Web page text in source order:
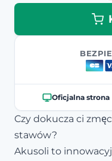
Oficjalna strona
Czy dokucza ci
stawów?
Akusoli to